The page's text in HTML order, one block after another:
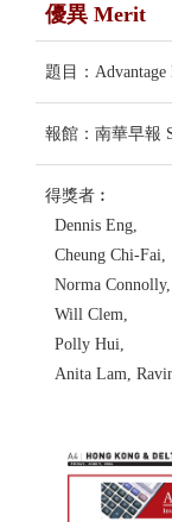
優異 Merit
題目：Advantage
報館：南華早報
得獎者︰
Dennis Eng,
Cheung Chi-Fai,
Norma Connolly,
Will Clem,
Polly Hui,
Anita Lam,